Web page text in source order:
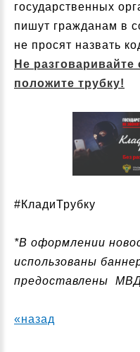
государственных
пишут гражданам в
не просят назвать
Не
положите трубку!
#КладиТрубку
*В оформлении
использованы
предоставлены
«назад